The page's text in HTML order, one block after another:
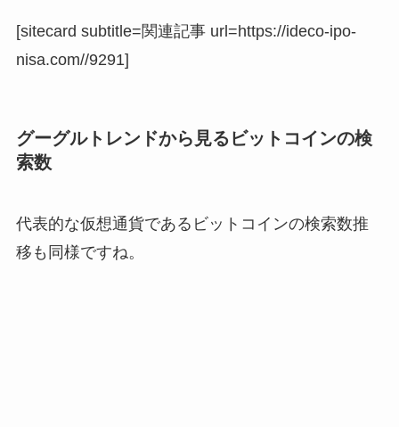
[sitecard subtitle=関連記事 url=https://ideco-ipo-
nisa.com//9291]
グーグルトレンドから見るビットコインの検
索数
代表的な仮想通貨であるビットコインの検索数推
移も同様ですね。